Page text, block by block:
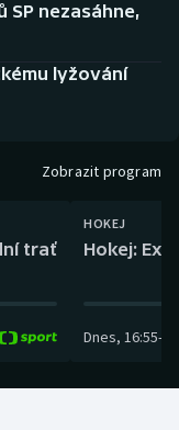
SP nezasáhne,
lyžování
Zobrazit program
trať
HOKEJ
Hokej:
Dnes, 16:55-